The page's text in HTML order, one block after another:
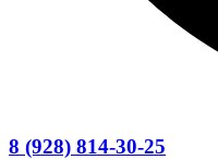
8 (928) 814-30-25